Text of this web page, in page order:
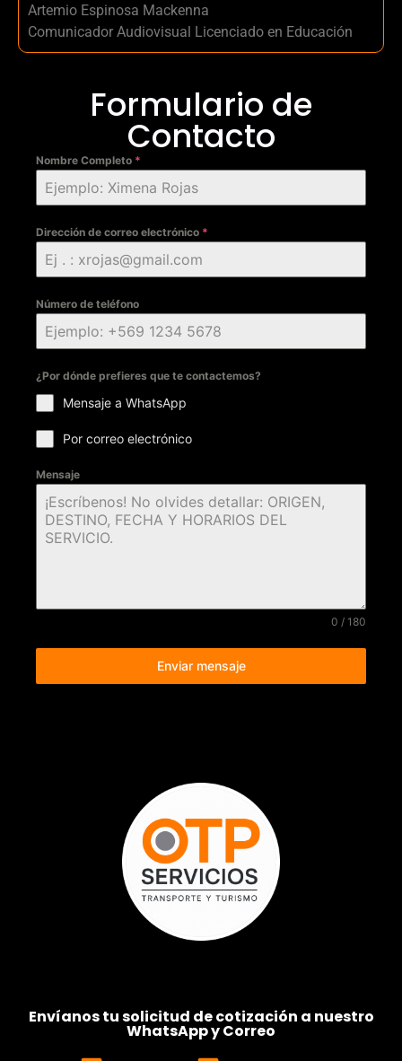
Artemio Espinosa Mackenna
Comunicador Audiovisual Licenciado en Educación
Formulario de
Contacto
Nombre Completo *
Dirección de correo electrónico *
Número de teléfono
¿Por dónde prefieres que te contactemos?
Mensaje a WhatsApp
Por correo electrónico
Mensaje
0 / 180
Enviar mensaje
Envíanos tu solicitud de cotización a nuestro
WhatsApp y Correo